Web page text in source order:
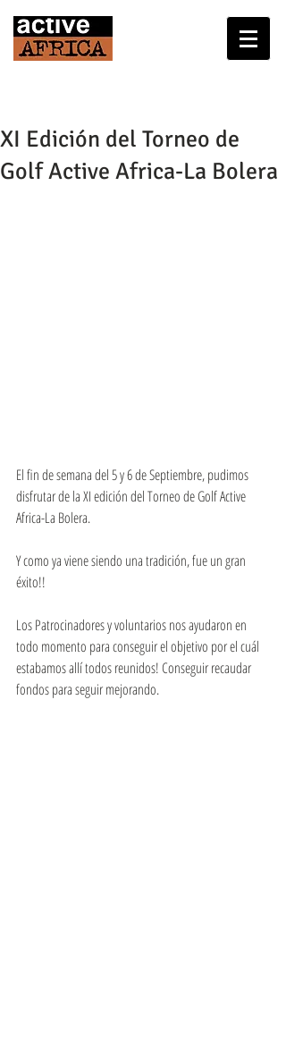
XI Edición del Torneo de
Golf Active Africa-La Bolera
El fin de semana del 5 y 6 de Septiembre, pudimos
disfrutar de la XI edición del Torneo de Golf Active
Africa-La Bolera.
Y como ya viene siendo una tradición, fue un gran
éxito!!
Los Patrocinadores y voluntarios nos ayudaron en
todo momento para conseguir el objetivo por el cuál
estabamos allí todos reunidos! Conseguir recaudar
fondos para seguir mejorando.